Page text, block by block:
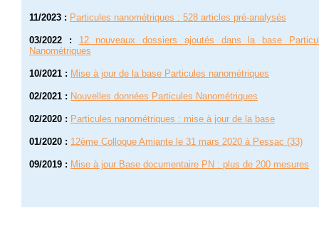
11/2023 : Particules nanométriques : 528 articles pré-analysés
03/2022 :
12 nouveaux dossiers ajoutés dans la base
Nanométriques
10/2021 : Mise à jour de la base Particules nanométriques
02/2021 : Nouvelles données Particules Nanométriques
02/2020 : Particules nanométriques : mise à jour de la base
01/2020 : 12ème Colloque Amiante le 31 mars 2020 à Pessac (33)
09/2019 : Mise à jour Base documentaire PN : plus de 200 mesures